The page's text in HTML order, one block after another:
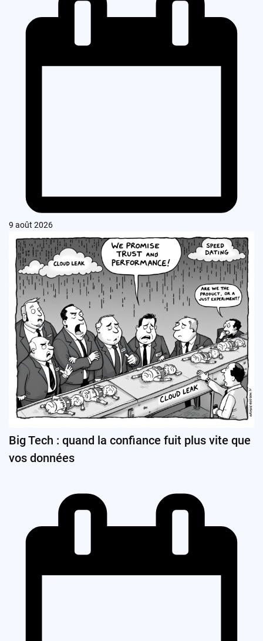
9 août 2026
Big Tech : quand la confiance fuit plus vite que
vos données